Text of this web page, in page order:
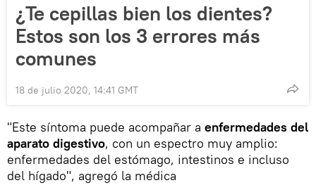
¿Te cepillas bien los dientes?
Estos son los 3 errores más
comunes
18 de julio 2020, 14:41 GMT
"Este síntoma puede acompañar a enfermedades del
aparato digestivo, con un espectro muy amplio:
enfermedades del estómago, intestinos e incluso
del hígado", agregó la médica